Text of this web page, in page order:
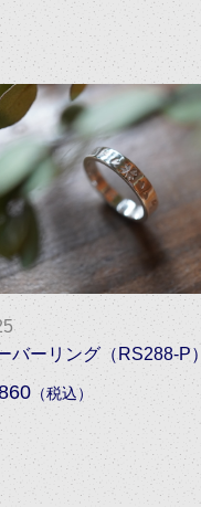
バーリング（RS288-P）
（税込）